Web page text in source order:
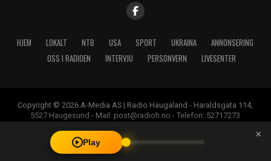
HJEM LOKALT NTB USA SPORT UKRAINA
ANNONSERING
OSS I RADIOEN
INTERVJU PERSONVERN LIVESENTER
Copyright © 2026 A-Media AS | Radio Haugaland - Haraldsgata 114,
5527 Haugesund - Mail: post@radioh.no - Telefon: 52717273
Play
×